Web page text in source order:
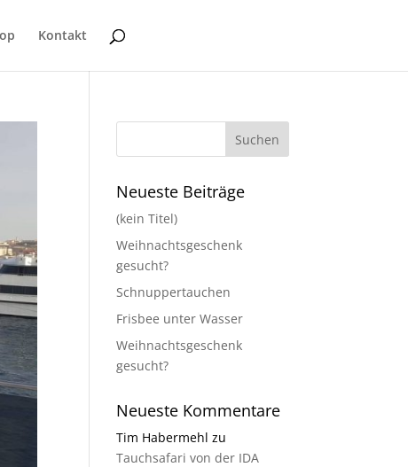
Kontakt
Neueste Beiträge
(kein Titel)
Weihnachtsgeschenk
gesucht?
Schnuppertauchen
Frisbee unter Wasser
Weihnachtsgeschenk
gesucht?
Neueste Kommentare
Tim Habermehl zu
Tauchsafari von der IDA